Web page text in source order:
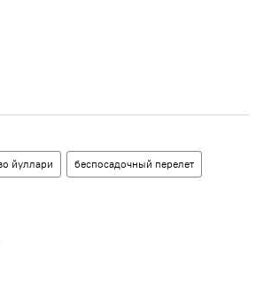
йуллари беспосадочный перелет